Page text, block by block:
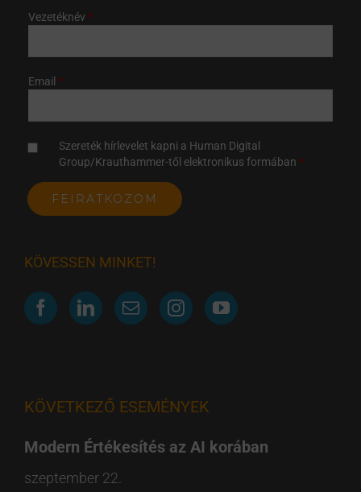
Vezetéknév
Email
Szereték hírlevelet kapni a Human Digital
Group/Krauthammer-től elektronikus formában
KÖVESSEN MINKET!
KÖVETKEZŐ ESEMÉNYEK
Modern Értékesítés az AI korában
szeptember 22.